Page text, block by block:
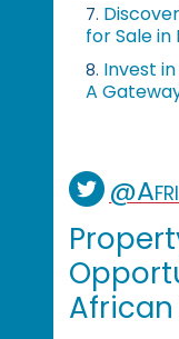
7.
for Sale in
8. Invest
A
African